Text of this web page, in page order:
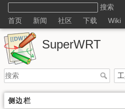
首页 新闻 社区 下载 Wiki
SuperWRT
侧边栏